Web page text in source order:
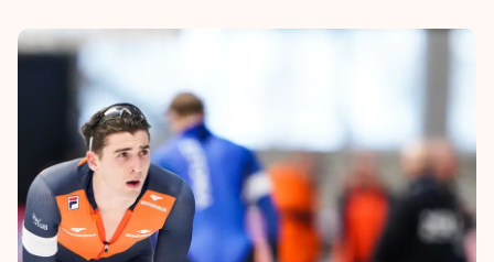
Deze zomer de weg op
Waar kan ik schaatsen en skaten?
Evenementen
Livestreams
Word schaatsfan!
Winacties
Olympische Spelen
Olympische Spelen
Medaille overzicht
Medaillespiegel
Olympische uitslagen
Van Jong tot Goud verhalen